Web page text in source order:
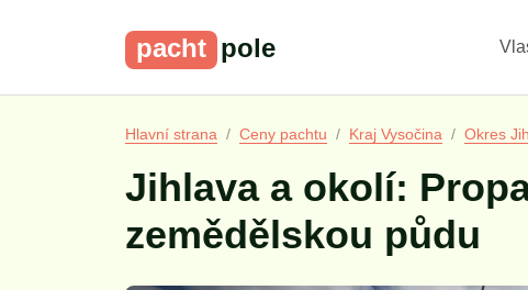
pacht pole
Hlavní strana Ceny pachtu Kraj Vysočina Okres
Jihlava a okolí:
zemědělskou půdu